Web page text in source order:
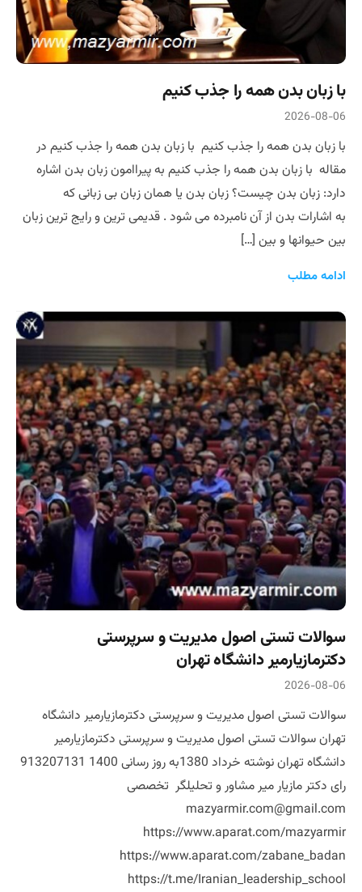
با زبان بدن همه را جذب کنیم
2026-08-06
با زبان بدن همه را جذب کنیم با زبان بدن همه را جذب کنیم در
مقاله با زبان بدن همه را جذب کنیم به پیراامون زبان بدن اشاره
دارد: زبان بدن چیست؟ زبان بدن یا همان زبان بی زبانی که
به اشارات بدن از آن نامبرده می شود . قدیمی ترین و رایج ترین زبان
بین حیوانها و بین […]
ادامه مطلب
سوالات تستی اصول مدیریت و سرپرستی
دکترمازیارمیر دانشگاه تهران
2026-08-06
سوالات تستی اصول مدیریت و سرپرستی دکترمازیارمیر دانشگاه
تهران سوالات تستی اصول مدیریت و سرپرستی دکترمازیارمیر
دانشگاه تهران نوشته خرداد 1380به روز رسانی 1400 913207131
رای دکتر مازیار میر مشاور و تحلیلگر تخصصی
mazyarmir.com@gmail.com
https://www.aparat.com/mazyarmir
https://www.aparat.com/zabane_badan
https://t.me/Iranian_leadership_school